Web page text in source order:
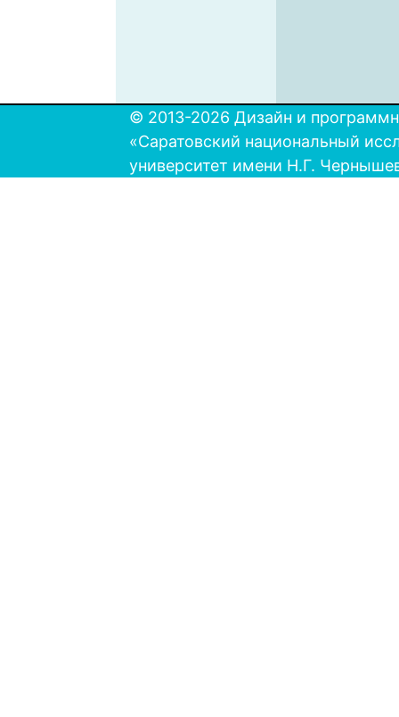
© 2013-2026 Дизайн и
«Саратовский национальный
университет имени Н.Г.